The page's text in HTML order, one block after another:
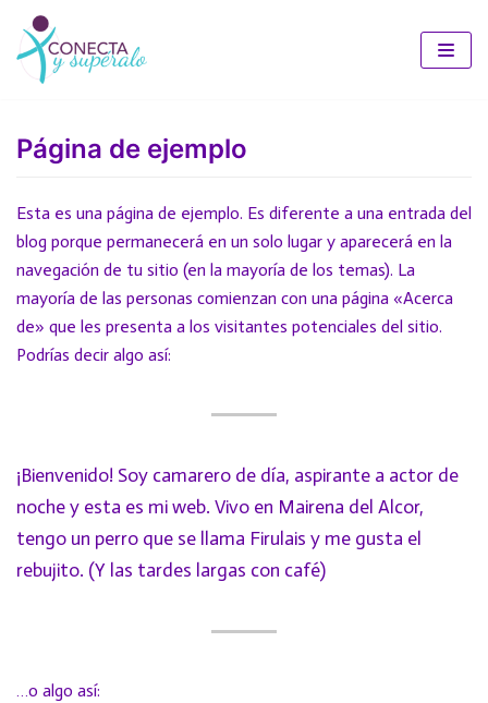
Saltar
Página de ejemplo
Esta es una página de ejemplo. Es diferente a una entrada del
blog porque permanecerá en un solo lugar y aparecerá en la
navegación de tu sitio (en la mayoría de los temas). La
mayoría de las personas comienzan con una página «Acerca
de» que les presenta a los visitantes potenciales del sitio.
Podrías decir algo así:
¡Bienvenido! Soy camarero de día, aspirante a actor de
noche y esta es mi web. Vivo en Mairena del Alcor,
tengo un perro que se llama Firulais y me gusta el
rebujito. (Y las tardes largas con café)
…o algo así: